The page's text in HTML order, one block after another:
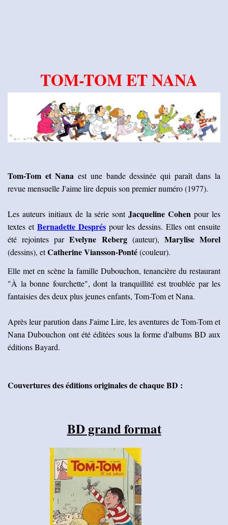
TOM-TOM ET NANA
Tom-Tom et Nanaest une bande dessinée qui paraît dans la
revue mensuelle J'aime lire depuis son premier numéro (1977).
Les auteurs initiaux de la série sontJacqueline Cohen pour les
textes et Bernadette Despréspour les dessins. Elles ont ensuite
été rejointes parEvelyne Reberg(auteur), Marylise Morel
(dessins), etCatherine Viansson-Ponté(couleur).
Elle met en scène la famille Dubouchon, tenancière du restaurant
"À la bonne fourchette", dont la tranquillité est troublée par les
fantaisies des deux plus jeunes enfants, Tom-Tom et Nana.
Après leur parution dans J'aime Lire, les aventures de Tom-Tom et
Nana Dubouchon ont été éditées sous la forme d'albums BD aux
éditions Bayard.
Couvertures des éditions originales de chaque BD :
BD grand format